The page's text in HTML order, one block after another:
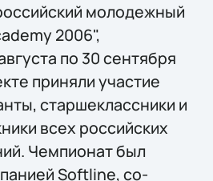
молодежный
2006",
по 30 сентября
приняли участие
старшеклассники и
всех российских
Чемпионат был
Softline, со-